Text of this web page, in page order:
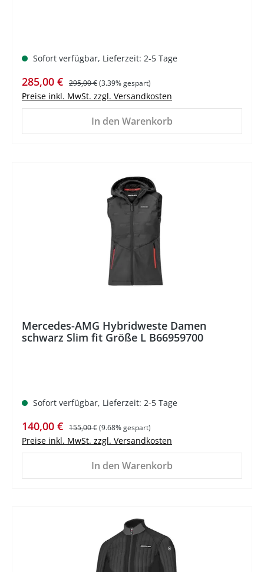
Sofort verfügbar, Lieferzeit: 2-5 Tage
Verkaufspreis:
285,00 € Regulärer Preis:
295,00 €(3.39% gespart)
Preise inkl. MwSt. zzgl. Versandkosten
In den Warenkorb
Mercedes-AMG Hybridweste Damen
schwarz Slim fit Größe L B66959700
Sofort verfügbar, Lieferzeit: 2-5 Tage
Verkaufspreis:
140,00 € Regulärer Preis:
155,00 €(9.68% gespart)
Preise inkl. MwSt. zzgl. Versandkosten
In den Warenkorb